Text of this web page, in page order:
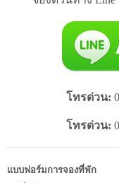
โทรด่วน:
โทรด่วน:
แบบฟอร์มการจองที่พัก